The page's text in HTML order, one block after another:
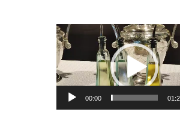
Reproductor
de
vídeo
00:00